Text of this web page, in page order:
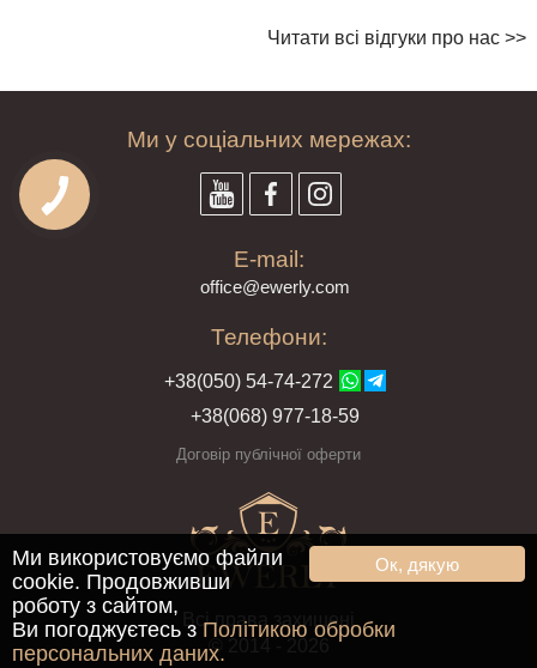
Читати всі відгуки про нас >>
Ми у соціальних мережах:
E-mail:
office@ewerly.com
Телефони:
+38(050) 54-74-272
+38(068) 977-18-59
Договір публічної оферти
Всі права захищені
© 2014 - 2026
Ок, дякую
Ми використовуємо файли
cookie. Продовживши
роботу з сайтом,
Ви погоджуєтесь з Політикою обробки
персональних даних.